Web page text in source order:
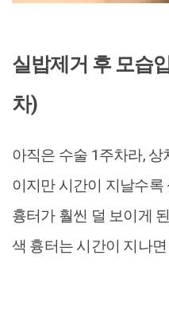
실밥제거 후 모습
차)
아직은 수술 1주차라,
이지만 시간이 지날수
흉터가 훨씬 덜 보이게
색 흉터는 시간이 지나